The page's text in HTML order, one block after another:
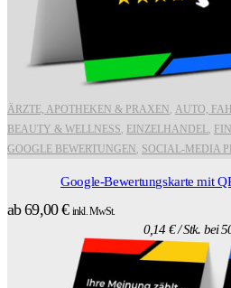
ÄRZTE, APOTHEKEN & PRAXEN , AUTO,
BEAUTY & WELLNESS, EINZELHANDEL,
GOOGLE BEWERTUNGEN , SOCIAL-MEDIA
Google-Bewertungskarte mit
ab69,00€ inkl. MwSt.
0,14 €/ Stk. bei